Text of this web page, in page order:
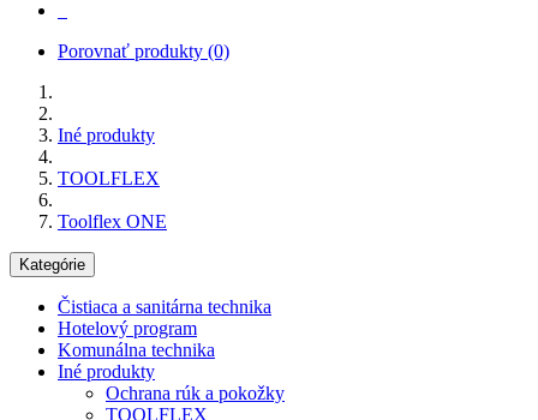
Porovnať produkty (0)
Iné produkty
TOOLFLEX
Toolflex ONE
Kategórie
Čistiaca a sanitárna technika
Hotelový program
Komunálna technika
Iné produkty
Ochrana rúk a pokožky
TOOLFLEX